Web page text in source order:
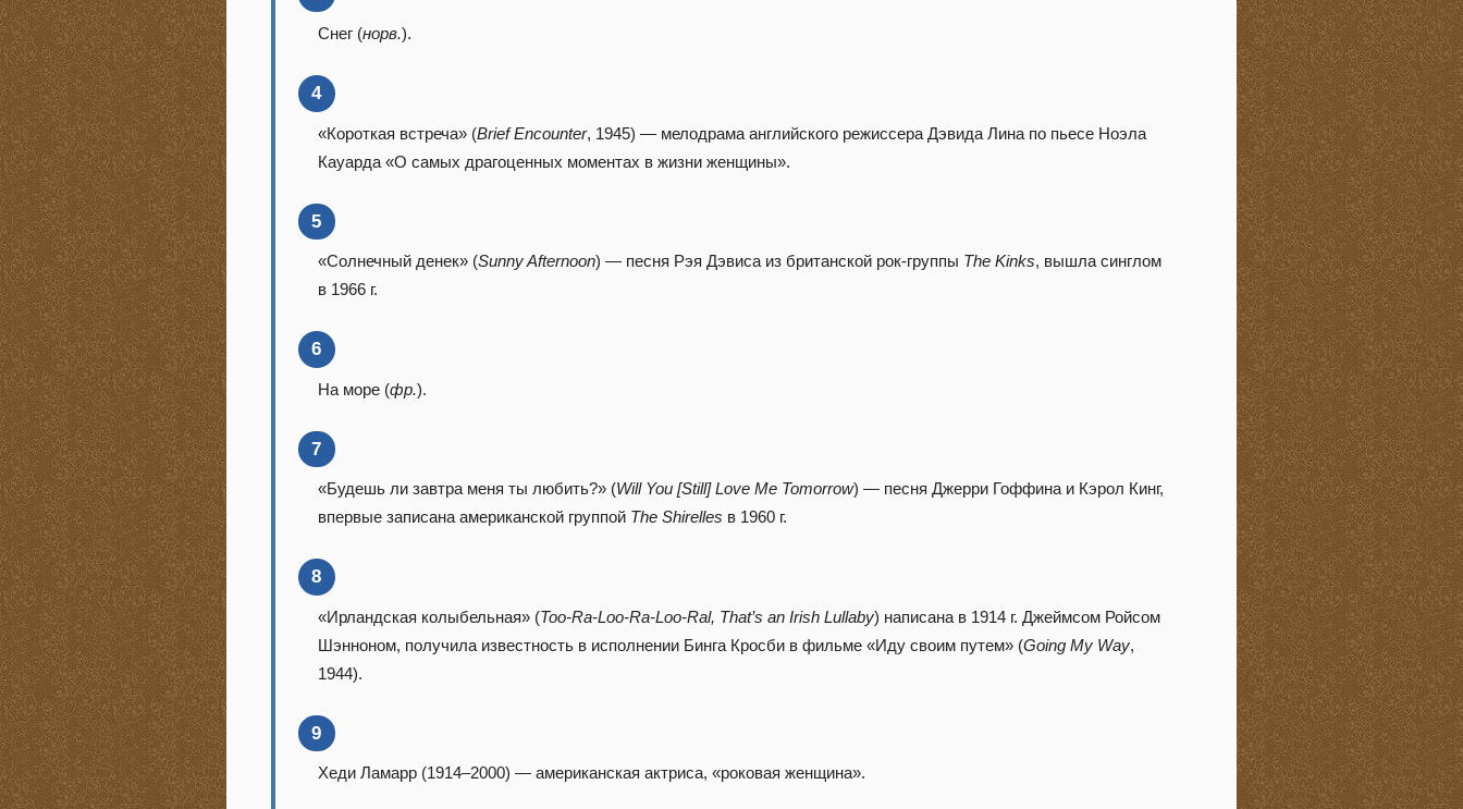
Снег (норв.).
4
«Короткая встреча» (Brief Encounter, 1945) — мелодрама английского режиссера Дэвида Лина по пьесе Ноэла
Кауарда «О самых драгоценных моментах в жизни женщины».
5
«Солнечный денек» (Sunny Afternoon) — песня Рэя Дэвиса из британской рок-группы The Kinks, вышла синглом
в 1966 г.
6
На море (фр.).
7
«Будешь ли завтра меня ты любить?» (Will You [Still] Love Me Tomorrow) — песня Джерри Гоффина и Кэрол Кинг,
впервые записана американской группой The Shirelles в 1960 г.
8
«Ирландская колыбельная» (Too-Ra-Loo-Ra-Loo-Ral, That’s an Irish Lullaby) написана в 1914 г. Джеймсом Ройсом
Шэнноном, получила известность в исполнении Бинга Кросби в фильме «Иду своим путем» (Going My Way,
1944).
9
Хеди Ламарр (1914–2000) — американская актриса, «роковая женщина».